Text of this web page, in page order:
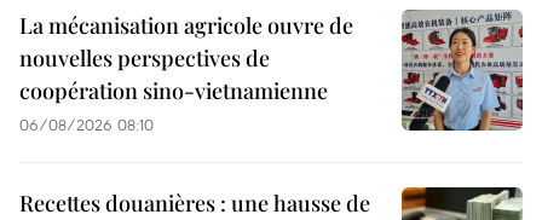
La mécanisation agricole ouvre de
nouvelles perspectives de
coopération sino-vietnamienne
06/08/2026 08:10
Recettes douanières : une hausse de